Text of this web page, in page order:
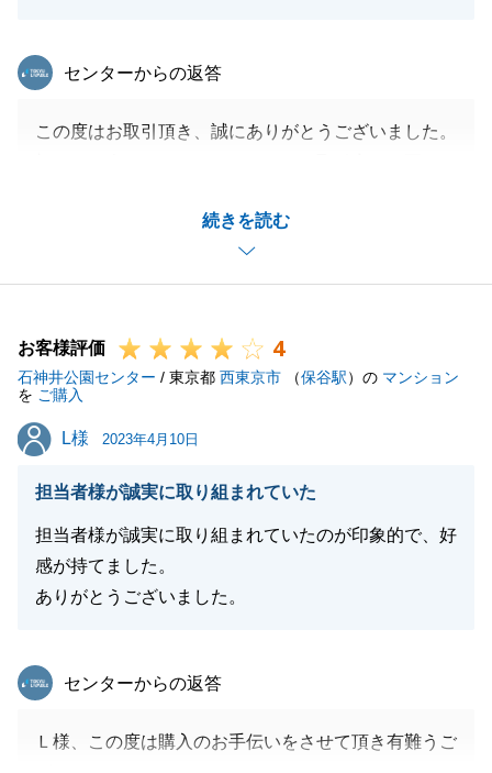
続きを読む
東急リバブル
センターからの返答
この度はお取引頂き、誠にありがとうございました。
き、誠にありがとうございました。
今後もお住いの中で、ご協力出来ることがございまし
たら、いつでもご連絡くださいませ。
閉じる
お客様評価 4
石神井公園センター / 東京都 西東京市 （保谷駅）の マンション
を ご購入
L様
L様 2023年4月10日
担当者様が誠実に取り組まれていた
担当者様が誠実に取り組まれていたのが印象的で、好
感が持てました。
ありがとうございました。
東急リバブル
センターからの返答
Ｌ様、この度は購入のお手伝いをさせて頂き有難うご